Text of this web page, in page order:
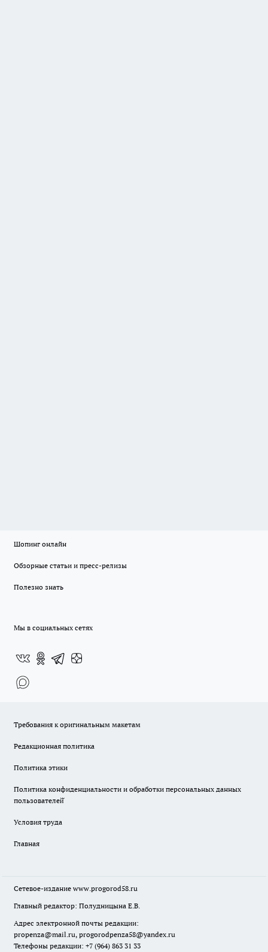
Шопинг онлайн
Обзорные статьи и пресс-релизы
Полезно знать
Мы в социальных сетях
Требования к оригинальным макетам
Редакционная политика
Политика этики
Политика конфиденциальности и обработки персональных данных
пользователей̆
Условия труда
Главная
Сетевое-издание www.progorod58.ru
Главный редактор: Полудницына Е.В.
Адрес электронной почты редакции:
propenza@mail.ru, progorodpenza58@yandex.ru
Телефоны редакции: +7 (964) 863 31 33